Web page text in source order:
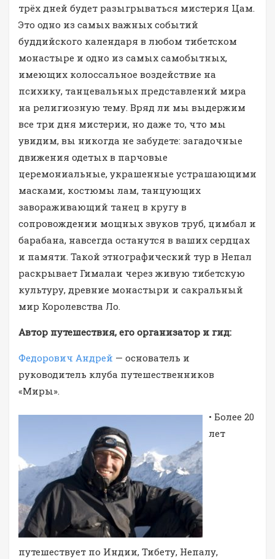
трёх дней будет разыгрываться мистерия Цам.
Это одно из самых важных событий
буддийского календаря в любом тибетском
монастыре и одно из самых самобытных,
имеющих колоссальное воздействие на
психику, танцевальных представлений мира
на религиозную тему. Вряд ли мы выдержим
все три дня мистерии, но даже то, что мы
увидим, вы никогда не забудете: загадочные
движения одетых в парчовые
церемониальные, украшенные устрашающими
масками, костюмы лам, танцующих
завораживающий танец в кругу в
сопровождении мощных звуков труб, цимбал и
барабана, навсегда останутся в ваших сердцах
и памяти. Такой этнографический тур в Непал
раскрывает Гималаи через живую тибетскую
культуру, древние монастыри и сакральный
мир Королевства Ло.
Автор путешествия, его организатор и гид:
Федорович Андрей — основатель и
руководитель клуба путешественников
«Миры».
• Более 20
лет
путешествует по Индии, Тибету, Непалу,